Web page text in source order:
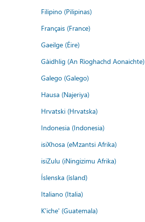
Filipino (Pilipinas)
Français (France)
Gaeilge (Éire)
Gàidhlig (An Rìoghachd Aonaichte)
Galego (Galego)
Hausa (Najeriya)
Hrvatski (Hrvatska)
Indonesia (Indonesia)
isiXhosa (eMzantsi Afrika)
isiZulu (iNingizimu Afrika)
Íslenska (ísland)
Italiano (Italia)
K'iche' (Guatemala)